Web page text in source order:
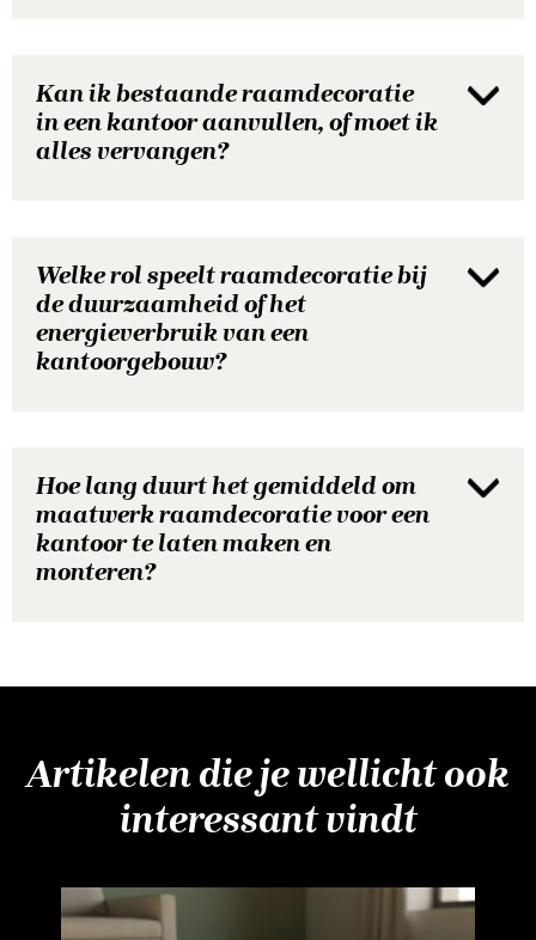
Kan ik bestaande raamdecoratie
in een kantoor aanvullen, of moet ik
alles vervangen?
Welke rol speelt raamdecoratie bij
de duurzaamheid of het
energieverbruik van een
kantoorgebouw?
Hoe lang duurt het gemiddeld om
maatwerk raamdecoratie voor een
kantoor te laten maken en
monteren?
Artikelen die je wellicht ook
interessant vindt